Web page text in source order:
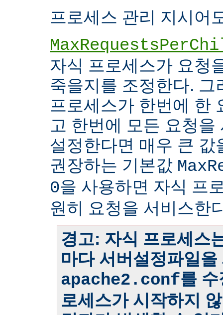
프로세스 관리 지시어
자식 프로세스가 요청
죽을지를 조정한다. 그
프로세스가 한번에 한
고 한번에 모든 요청
설정한다면 매우 큰 값
권장하는 기본값
0을 사용하면 자식 프
원히 요청을 서비스한
경고: 자식 프로세스
마다 서버설정파일
apache2.conf를
로세스가 시작하지